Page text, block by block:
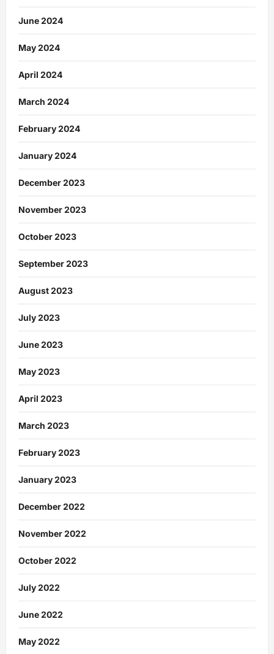
June 2024
May 2024
April 2024
March 2024
February 2024
January 2024
December 2023
November 2023
October 2023
September 2023
August 2023
July 2023
June 2023
May 2023
April 2023
March 2023
February 2023
January 2023
December 2022
November 2022
October 2022
July 2022
June 2022
May 2022